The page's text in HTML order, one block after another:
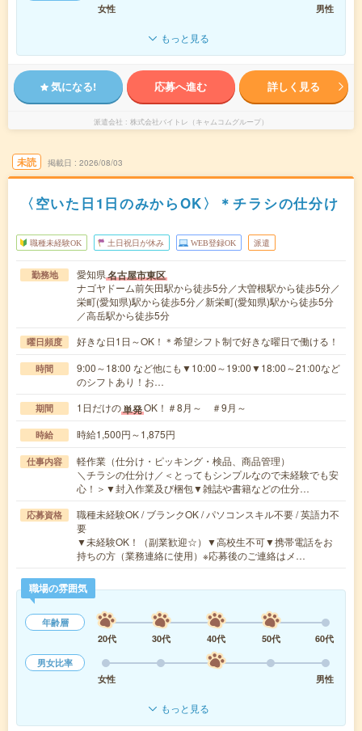
女性
男性
もっと見る
気になる! 応募へ進む 詳しく見る
派遣会社 株式会社バイトレ（キャムコムグループ）
未読 掲載日 2026/08/03
〈空いた日1日のみからOK〉＊チラシの仕分け
職種未経験OK 土日祝日が休み WEB登録OK 派遣
勤務地 愛知県名古屋市東区
ナゴヤドーム前矢田駅から徒歩5分／大曽根駅から徒歩5分／
栄町(愛知県)駅から徒歩5分／新栄町(愛知県)駅から徒歩5分
／高岳駅から徒歩5分
曜日頻度 好きな日1日～OK！＊希望シフト制で好きな曜日で働ける！
時間
9:00～18:00 など他にも▼10:00～19:00▼18:00～21:00など
のシフトあり！お…
期間 1日だけの単発OK！＃8月～ ＃9月～
時給 時給1,500円～1,875円
仕事内容
軽作業（仕分け・ピッキング・検品、商品管理）
＼チラシの仕分け／＜とってもシンプルなので未経験でも安
心！＞▼封入作業及び梱包▼雑誌や書籍などの仕分…
応募資格
職種未経験OK / ブランクOK / パソコンスキル不要 / 英語力不
要
▼未経験OK！（副業歓迎☆）▼高校生不可▼携帯電話をお
持ちの方（業務連絡に使用）※応募後のご連絡はメ…
職場の雰囲気
年齢層
20代
30代 40代 50代
60代
男女比率
女性
男性
もっと見る